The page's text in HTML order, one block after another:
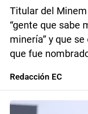
Titular del
“gente que sabe
minería” y que
que fue
Redacción EC